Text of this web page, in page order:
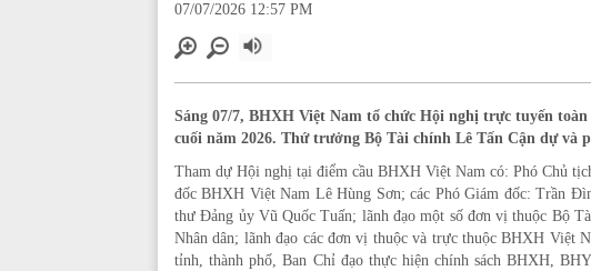
07/07/2026 12:57 PM
Sáng 07/7, BHXH Việt Nam tổ chức Hội nghị trực tuyến
cuối năm 2026. Thứ trưởng Bộ Tài chính Lê Tấn Cận dự và
Tham dự Hội nghị tại điểm cầu BHXH Việt Nam có: Phó Chủ
đốc BHXH Việt Nam Lê Hùng Sơn; các Phó Giám đốc: Trần
thư Đảng ủy Vũ Quốc Tuấn; lãnh đạo một số đơn vị thuộc Bộ
Nhân dân; lãnh đạo các đơn vị thuộc và trực thuộc BHXH Việt
tỉnh, thành phố, Ban Chỉ đạo thực hiện chính sách BHXH,